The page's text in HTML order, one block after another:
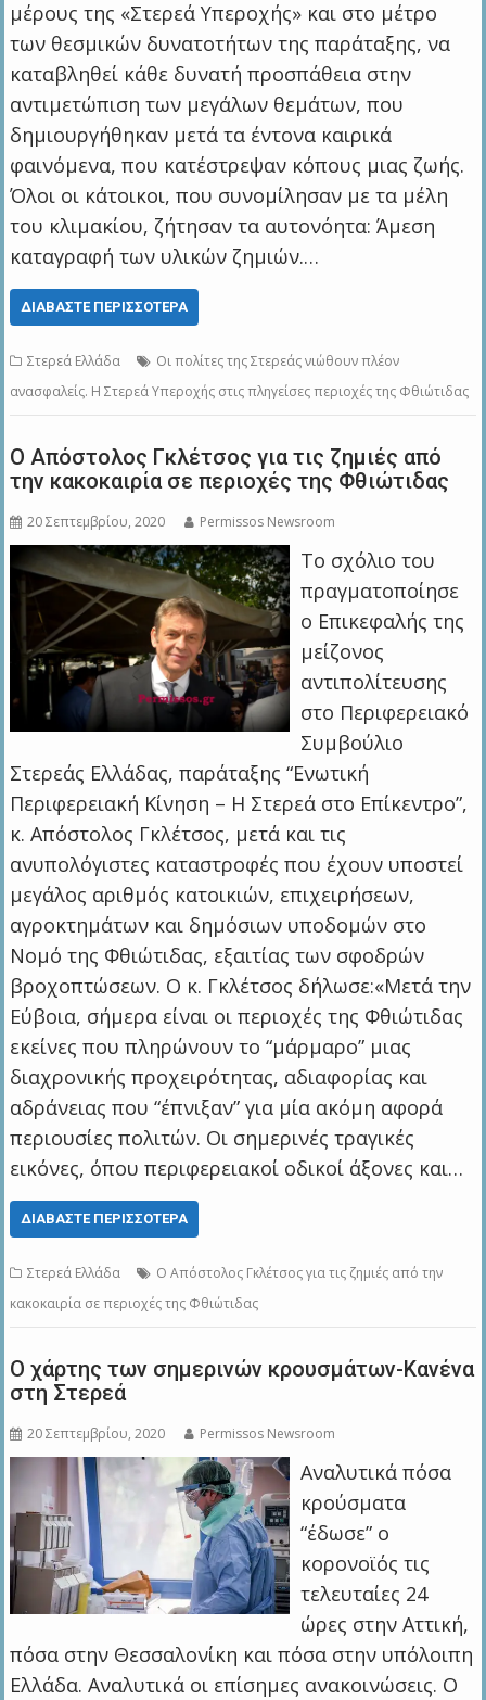
μέρους της «Στερεά Υπεροχής» και στο μέτρο
των θεσμικών δυνατοτήτων της παράταξης, να
καταβληθεί κάθε δυνατή προσπάθεια στην
αντιμετώπιση των μεγάλων θεμάτων, που
δημιουργήθηκαν μετά τα έντονα καιρικά
φαινόμενα, που κατέστρεψαν κόπους μιας ζωής.
Όλοι οι κάτοικοι, που συνομίλησαν με τα μέλη
του κλιμακίου, ζήτησαν τα αυτονόητα: Άμεση
καταγραφή των υλικών ζημιών.…
ΔΙΑΒΆΣΤΕ ΠΕΡΙΣΣΌΤΕΡΑ
Στερεά Ελλάδα
Οι πολίτες της Στερεάς νιώθουν πλέον
ανασφαλείς. Η Στερεά Υπεροχής στις πληγείσες περιοχές της Φθιώτιδας
Ο Απόστολος Γκλέτσος για τις ζημιές από
την κακοκαιρία σε περιοχές της Φθιώτιδας
20 Σεπτεμβρίου, 2020 Permissos Newsroom
Το σχόλιο του
πραγματοποίησε
ο Επικεφαλής της
μείζονος
αντιπολίτευσης
στο Περιφερειακό
Συμβούλιο
Στερεάς Ελλάδας, παράταξης “Ενωτική
Περιφερειακή Κίνηση – Η Στερεά στο Επίκεντρο”,
κ. Απόστολος Γκλέτσος, μετά και τις
ανυπολόγιστες καταστροφές που έχουν υποστεί
μεγάλος αριθμός κατοικιών, επιχειρήσεων,
αγροκτημάτων και δημόσιων υποδομών στο
Νομό της Φθιώτιδας, εξαιτίας των σφοδρών
βροχοπτώσεων. Ο κ. Γκλέτσος δήλωσε:«Μετά την
Εύβοια, σήμερα είναι οι περιοχές της Φθιώτιδας
εκείνες που πληρώνουν το “μάρμαρο” μιας
διαχρονικής προχειρότητας, αδιαφορίας και
αδράνειας που “έπνιξαν” για μία ακόμη αφορά
περιουσίες πολιτών. Οι σημερινές τραγικές
εικόνες, όπου περιφερειακοί οδικοί άξονες και…
ΔΙΑΒΆΣΤΕ ΠΕΡΙΣΣΌΤΕΡΑ
Στερεά Ελλάδα
Ο Απόστολος Γκλέτσος για τις ζημιές από την
κακοκαιρία σε περιοχές της Φθιώτιδας
O χάρτης των σημερινών κρουσμάτων-Κανένα
στη Στερεά
20 Σεπτεμβρίου, 2020 Permissos Newsroom
Αναλυτικά πόσα
κρούσματα
“έδωσε” ο
κορονοϊός τις
τελευταίες 24
ώρες στην Αττική,
πόσα στην Θεσσαλονίκη και πόσα στην υπόλοιπη
Ελλάδα. Αναλυτικά οι επίσημες ανακοινώσεις. Ο